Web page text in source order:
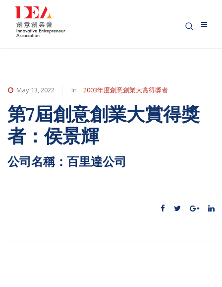
May 13, 2022 In 2003年度創意創業大賞得獎者
第7屆創意創業大賞得獎
者：侯景輝
公司名稱：百里達公司